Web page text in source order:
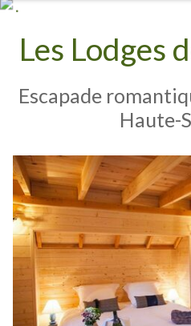
Les Lodges
Escapade
Haute-